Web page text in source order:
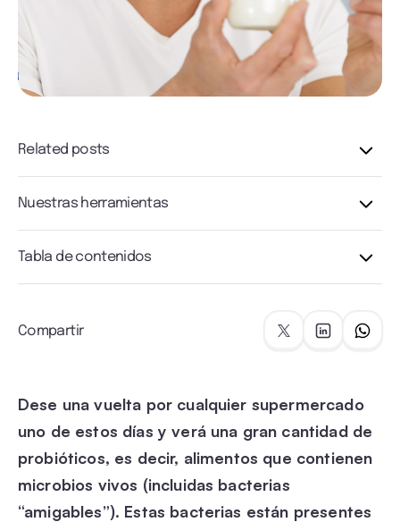
Related posts
Nuestras herramientas
Tabla de contenidos
Compartir
Dese una vuelta por cualquier supermercado
uno de estos días y verá una gran cantidad de
probióticos, es decir, alimentos que contienen
microbios vivos (incluidas bacterias
“amigables”). Estas bacterias están presentes